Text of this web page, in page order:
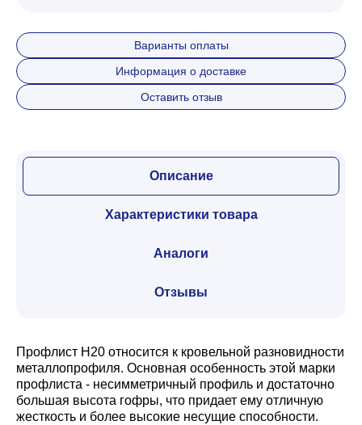
Варианты оплаты
Информация о доставке
Оставить отзыв
Описание
Характеристики товара
Аналоги
Отзывы
Профлист Н20 относится к кровельной разновидности
металлопрофиля. Основная особенность этой марки
профлиста - несимметричный профиль и достаточно
большая высота гофры, что придает ему отличную
жесткость и более высокие несущие способности.